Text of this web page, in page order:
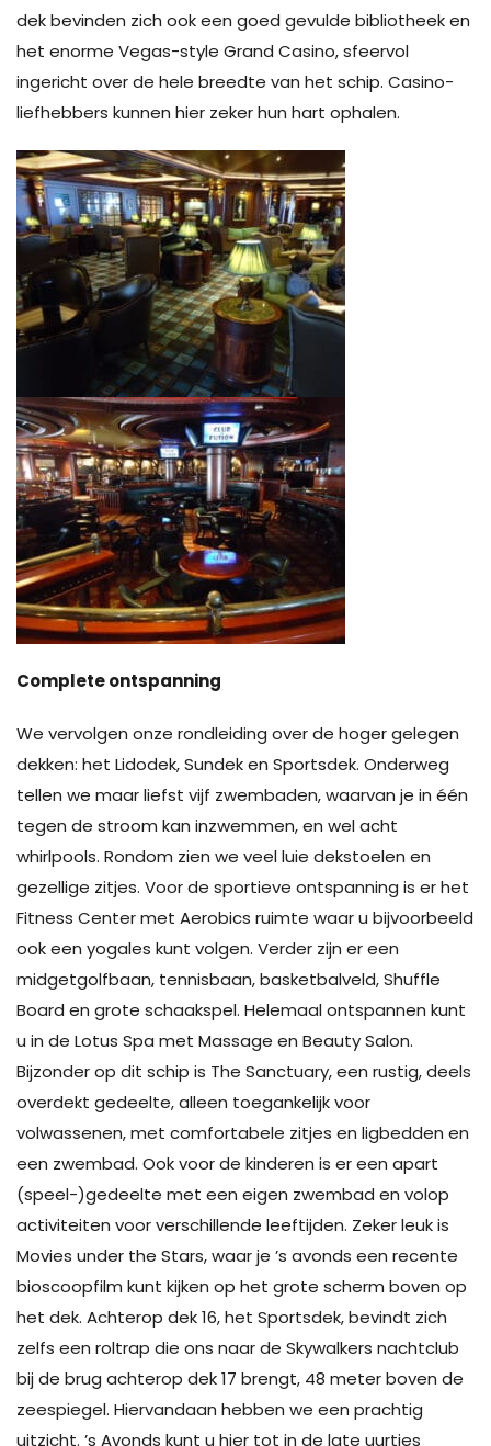
dek bevinden zich ook een goed gevulde bibliotheek en
het enorme Vegas-style Grand Casino, sfeervol
ingericht over de hele breedte van het schip. Casino-
liefhebbers kunnen hier zeker hun hart ophalen.
Complete ontspanning
We vervolgen onze rondleiding over de hoger gelegen
dekken: het Lidodek, Sundek en Sportsdek. Onderweg
tellen we maar liefst vijf zwembaden, waarvan je in één
tegen de stroom kan inzwemmen, en wel acht
whirlpools. Rondom zien we veel luie dekstoelen en
gezellige zitjes. Voor de sportieve ontspanning is er het
Fitness Center met Aerobics ruimte waar u bijvoorbeeld
ook een yogales kunt volgen. Verder zijn er een
midgetgolfbaan, tennisbaan, basketbalveld, Shuffle
Board en grote schaakspel. Helemaal ontspannen kunt
u in de Lotus Spa met Massage en Beauty Salon.
Bijzonder op dit schip is The Sanctuary, een rustig, deels
overdekt gedeelte, alleen toegankelijk voor
volwassenen, met comfortabele zitjes en ligbedden en
een zwembad. Ook voor de kinderen is er een apart
(speel-)gedeelte met een eigen zwembad en volop
activiteiten voor verschillende leeftijden. Zeker leuk is
Movies under the Stars, waar je ’s avonds een recente
bioscoopfilm kunt kijken op het grote scherm boven op
het dek. Achterop dek 16, het Sportsdek, bevindt zich
zelfs een roltrap die ons naar de Skywalkers nachtclub
bij de brug achterop dek 17 brengt, 48 meter boven de
zeespiegel. Hiervandaan hebben we een prachtig
uitzicht. ’s Avonds kunt u hier tot in de late uurtjes